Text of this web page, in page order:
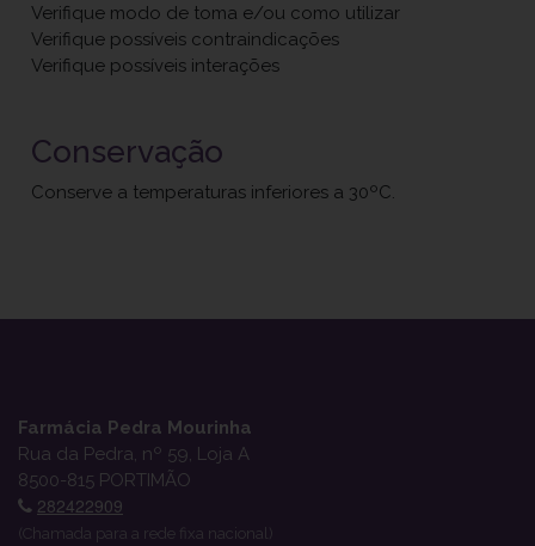
Verifique modo de toma e/ou como utilizar
Verifique possíveis contraindicações
Verifique possíveis interações
Conservação
Conserve a temperaturas inferiores a 30ºC.
Farmácia Pedra Mourinha
Rua da Pedra, nº 59, Loja A
8500-815 PORTIMÃO
282422909
(Chamada para a rede fixa nacional)